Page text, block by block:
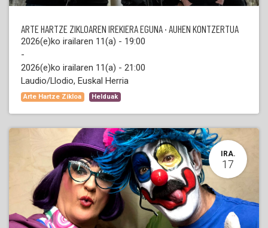
ARTE HARTZE ZIKLOAREN IREKIERA EGUNA · AUHEN KONTZERTUA
2026(e)ko irailaren 11(a) - 19:00
-
2026(e)ko irailaren 11(a) - 21:00
Laudio/Llodio, Euskal Herria
Arte Hartze Zikloa Helduak
IRA.
17